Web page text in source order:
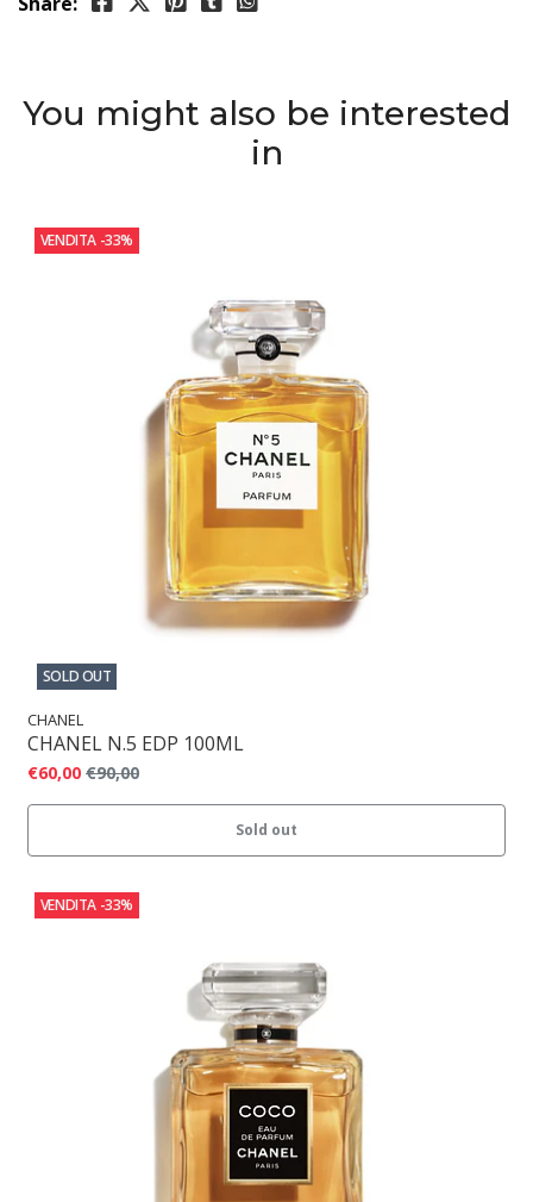
You might also be interested
in
VENDITA -33%
SOLD OUT
CHANEL
CHANEL N.5 EDP 100ML
€60,00 €90,00
Sold out
VENDITA -33%